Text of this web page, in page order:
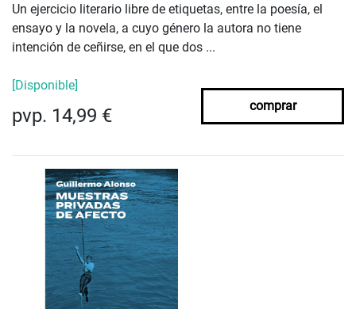
Un ejercicio literario libre de etiquetas, entre la poesía, el
ensayo y la novela, a cuyo género la autora no tiene
intención de ceñirse, en el que dos ...
[Disponible]
pvp. 14,99 € comprar